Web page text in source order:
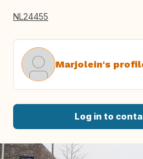
NL24455
Marjolein's
Log in to